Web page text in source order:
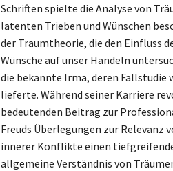
Schriften spielte die Analyse von
latenten Trieben und Wünschen
der Traumtheorie, die den Einfluss
Wünsche auf unser Handeln
die bekannte Irma, deren Fallstudie
lieferte. Während seiner Karriere
bedeutenden Beitrag zur
Freuds Überlegungen zur
innerer Konflikte einen
allgemeine Verständnis von